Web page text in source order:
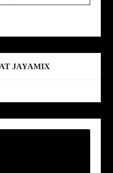
JAYAMIX